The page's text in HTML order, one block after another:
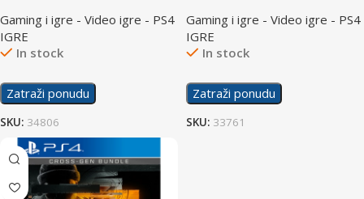
Gaming i igre - Video igre - PS4
IGRE
In stock
Zatraži ponudu
SKU: 34806
Gaming i igre - Video igre - PS4
IGRE
In stock
Zatraži ponudu
SKU: 33761